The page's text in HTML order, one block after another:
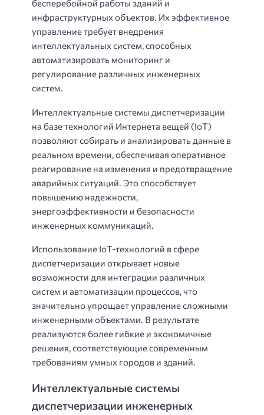
бесперебойной работы зданий и
инфраструктурных объектов. Их эффективное
управление требует внедрения
интеллектуальных систем, способных
автоматизировать мониторинг и
регулирование различных инженерных
систем.
Интеллектуальные системы диспетчеризации
на базе технологий Интернета вещей (IoT)
позволяют собирать и анализировать данные в
реальном времени, обеспечивая оперативное
реагирование на изменения и предотвращение
аварийных ситуаций. Это способствует
повышению надежности,
энергоэффективности и безопасности
инженерных коммуникаций.
Использование IoT-технологий в сфере
диспетчеризации открывает новые
возможности для интеграции различных
систем и автоматизации процессов, что
значительно упрощает управление сложными
инженерными объектами. В результате
реализуются более гибкие и экономичные
решения, соответствующие современным
требованиям умных городов и зданий.
Интеллектуальные системы
диспетчеризации инженерных